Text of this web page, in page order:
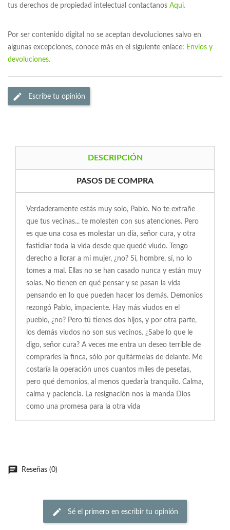
tus derechos de propiedad intelectual contactanos Aqui.
Por ser contenido digital no se aceptan devoluciones salvo en
algunas excepciones, conoce más en el siguiente enlace: Envios y
devoluciones.
Escribe tu opinión
DESCRIPCIÓN
PASOS DE COMPRA
Verdaderamente estás muy solo, Pablo. No te extrañe
que tus vecinas... te molesten con sus atenciones. Pero
es que una cosa es molestar un día, señor cura, y otra
fastidiar toda la vida desde que quedé viudo. Tengo
derecho a llorar a mi mujer, ¿no? Sí, hombre, sí, no lo
tomes a mal. Ellas no se han casado nunca y están muy
solas. No tienen en qué pensar y se pasan la vida
pensando en lo que pueden hacer los demás. Demonios
rezongó Pablo, impaciente. Hay más viudos en el
pueblo, ¿no? Pero tú tienes dos hijos, y por otra parte,
los demás viudos no son sus vecinos. ¿Sabe lo que le
digo, señor cura? A veces me entra un deseo terrible de
comprarles la finca, sólo por quitármelas de delante. Me
costaría la operación unos cuantos miles de pesetas,
pero qué demonios, al menos quedaría tranquilo. Calma,
calma y paciencia. La resignación nos la manda Dios
como una promesa para la otra vida
Reseñas (0)
Sé el primero en escribir tu opinión